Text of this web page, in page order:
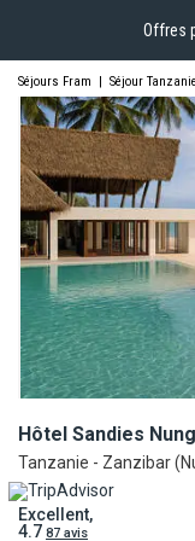
Offres
Séjours Fram | Séjour Tanzanie
Hôtel Sandies
Tanzanie - Zanzibar
Excellent,
4.7 87 avis